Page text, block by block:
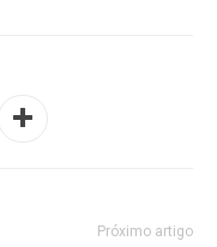
Próximo artigo